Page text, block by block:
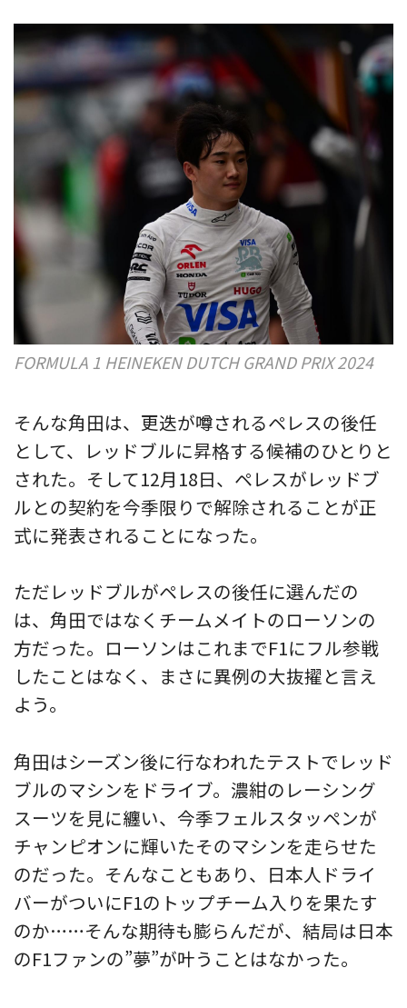
FORMULA 1 HEINEKEN DUTCH GRAND PRIX 2024
そんな角田は、更迭が噂されるペレスの後任
として、レッドブルに昇格する候補のひとりと
された。そして12月18日、ペレスがレッドブ
ルとの契約を今季限りで解除されることが正
式に発表されることになった。
ただレッドブルがペレスの後任に選んだの
は、角田ではなくチームメイトのローソンの
方だった。ローソンはこれまでF1にフル参戦
したことはなく、まさに異例の大抜擢と言え
よう。
角田はシーズン後に行なわれたテストでレッド
ブルのマシンをドライブ。濃紺のレーシング
スーツを見に纏い、今季フェルスタッペンが
チャンピオンに輝いたそのマシンを走らせた
のだった。そんなこともあり、日本人ドライ
バーがついにF1のトップチーム入りを果たす
のか……そんな期待も膨らんだが、結局は日本
のF1ファンの”夢”が叶うことはなかった。